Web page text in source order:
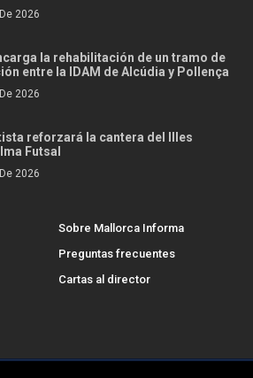
2026
la rehabilitación de un tramo de
entre la IDAM de Alcúdia y Pollença
2026
reforzará la cantera del Illes
Futsal
2026
Sobre Mallorca Informa
Preguntas frecuentes
Cartas al director